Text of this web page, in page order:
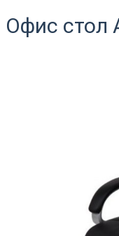
Офис стол